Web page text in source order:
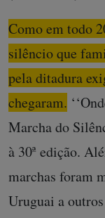
Como em todo
silêncio que
pela ditadura
chegaram.
Marcha do
à 30ª edição.
marchas foram
Uruguai a